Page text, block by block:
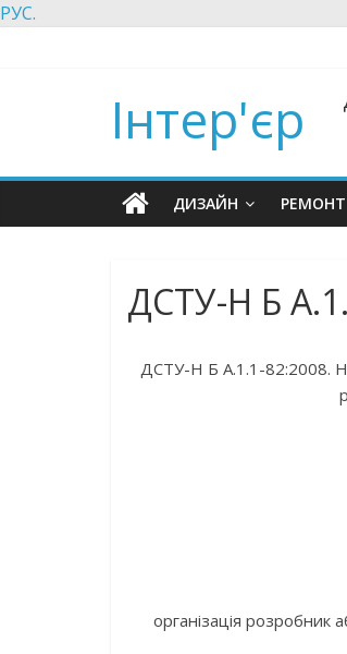
РУС.
Інтер'єр
ДИЗАЙН РЕМОНТ
ДСТУ-Н Б
ДСТУ-Н Б А.1.1-82:2008.
організація розробник